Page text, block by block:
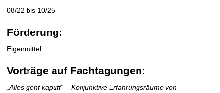
08/22 bis 10/25
Förderung:
Eigenmittel
Vorträge auf Fachtagungen:
„Alles geht kaputt“ – Konjunktive Erfahrungsräume von